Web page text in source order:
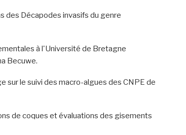
des Décapodes invasifs du genre
à l'Université de Bretagne
Becuwe.
sur le suivi des macro-algues des CNPE de
de coques et évaluations des gisements